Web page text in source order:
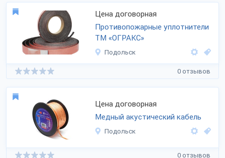
Цена договорная
Противопожарные уплотнители
ТМ «ОГРАКС»
Подольск
0 отзывов
Цена договорная
Медный акустический кабель
Подольск
0 отзывов